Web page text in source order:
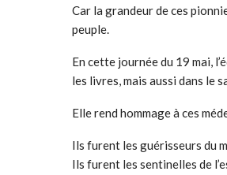
Car la grandeur de ces
peuple.
En cette journée du 19 mai,
les livres, mais aussi dans le
Elle rend hommage à ces
Ils furent les guérisseurs du
Ils furent les sentinelles de